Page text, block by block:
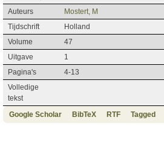
Auteurs
Mostert, M
Tijdschrift
Holland
Volume
47
Uitgave
1
Pagina's
4-13
Volledige
tekst
Google Scholar
BibTeX RTF Tagged